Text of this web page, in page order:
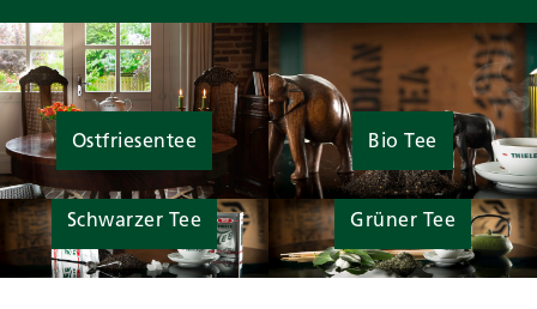
Ostfriesentee Bio Tee
Schwarzer Tee Grüner Tee